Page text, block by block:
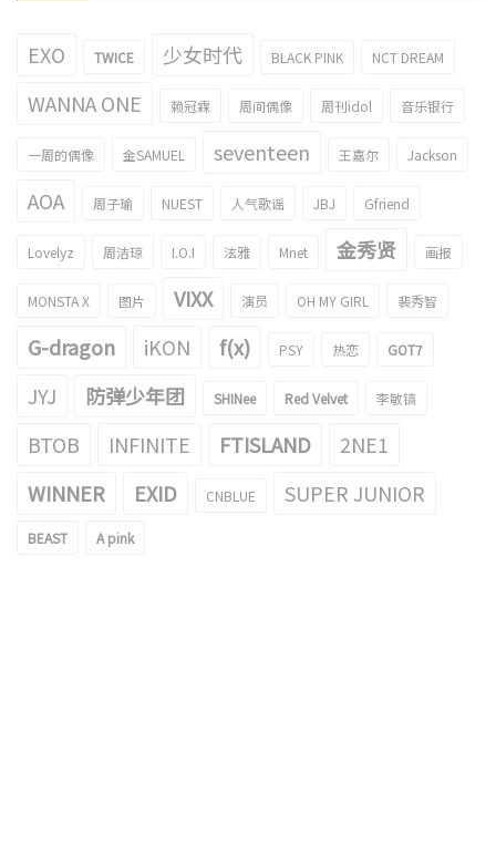
EXO TWICE 少女时代 BLACK PINK NCT DREAM
WANNA ONE 赖冠霖 周间偶像 周刊idol 音乐银行
一周的偶像 金SAMUEL seventeen 王嘉尔 Jackson
AOA 周子瑜 NUEST 人气歌谣 JBJ Gfriend
Lovelyz 周洁琼 I.O.I 泫雅 Mnet 金秀贤 画报
MONSTA X 图片 VIXX 演员 OH MY GIRL 裴秀智
G-dragon iKON f(x) PSY 热恋 GOT7
JYJ 防弹少年团 SHINee Red Velvet 李敏镐
BTOB INFINITE FTISLAND
2NE1
WINNER
EXID CNBLUE SUPER JUNIOR
BEAST A pink